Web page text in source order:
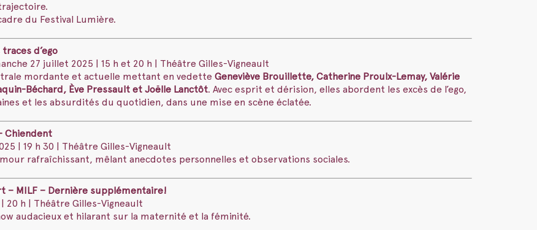
du Festival Lumière.
d’ego
27 juillet 2025 | 15 h et 20 h | Théâtre Gilles-Vigneault
mordante et actuelle mettant en vedette Geneviève Brouillette, Catherine Proulx-Lemay, Valérie
Béchard, Ève Pressault et Joëlle Lanctôt. Avec esprit et dérision, elles abordent les excès de l’ego,
et les absurdités du quotidien, dans une mise en scène éclatée.
Chiendent
| 19 h 30 | Théâtre Gilles-Vigneault
rafraîchissant, mêlant anecdotes personnelles et observations sociales.
– MILF – Dernière supplémentaire!
20 h | Théâtre Gilles-Vigneault
audacieux et hilarant sur la maternité et la féminité.